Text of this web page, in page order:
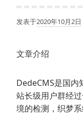
发表于2020年10月2日
文章介绍
DedeCMS是国内
站长级用户群经
境的检测，织梦